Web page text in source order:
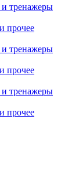
тренажеры
прочее
тренажеры
прочее
тренажеры
прочее